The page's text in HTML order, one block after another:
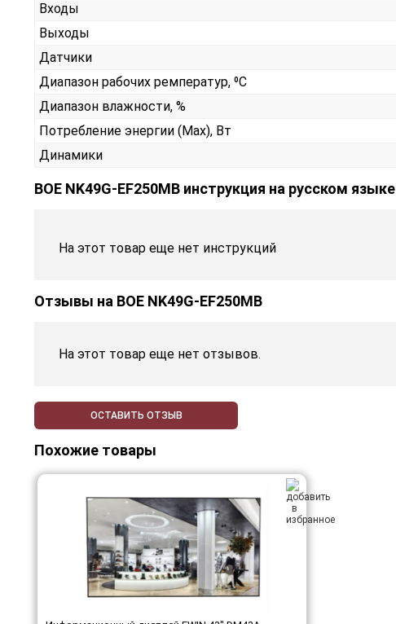
Входы
Выходы
Датчики
Диапазон рабочих ремператур, ⁰С
Диапазон влажности, %
Потребление энергии (Max), Вт
Динамики
BOE NK49G-EF250MB инструкция на русском языке
На этот товар еще нет инструкций
Отзывы на BOE NK49G-EF250MB
На этот товар еще нет отзывов.
ОСТАВИТЬ ОТЗЫВ
Похожие товары